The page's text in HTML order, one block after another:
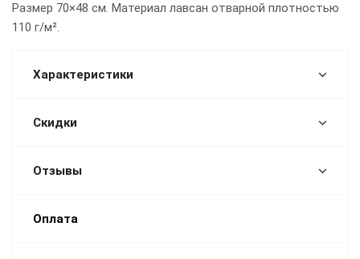
Размер 70×48 см. Материал лавсан отварной плотностью
110 г/м².
Характеристики
Скидки
Отзывы
Оплата